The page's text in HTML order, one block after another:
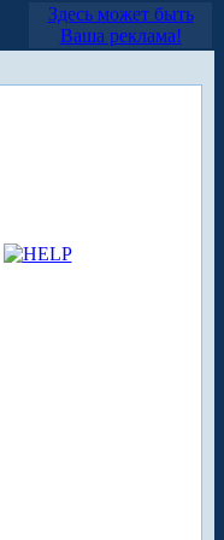
Здесь может быть
Ваша реклама!